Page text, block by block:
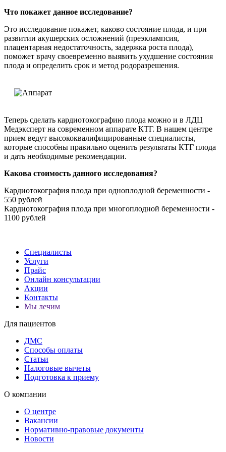
Что покажет данное исследование?
Это исследование покажет, каково состояние плода, и при
развитии акушерских осложнений (преэклампсия,
плацентарная недостаточность, задержка роста плода),
поможет врачу своевременно выявить ухудшение состояния
плода и определить срок и метод родоразрешения.
Теперь сделать кардиотокографию плода можно и в ЛДЦ
Медэксперт на современном аппарате КТГ. В нашем центре
прием ведут высококвалифицированные специалисты,
которые способны правильно оценить результаты КТГ плода
и дать необходимые рекомендации.
Какова стоимость данного исследования?
Кардиотокография плода при одноплодной беременности -
550 рублей
Кардиотокография плода при многоплодной беременности -
1100 рублей
Специалисты
Услуги
Прайс
Онлайн консультации
Акции
Контакты
Мы лечим
Для пациентов
ДМС
Способы оплаты
Статьи
Налоговые вычеты
Подготовка к приему
О компании
О центре
Вакансии
Нормативно-правовые документы
Новости